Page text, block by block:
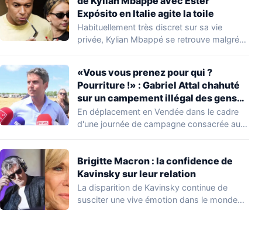
Expósito en Italie agite la toile
Habituellement très discret sur sa vie
privée, Kylian Mbappé se retrouve malgré
«Vous vous prenez pour qui ?
Pourriture !» : Gabriel Attal chahuté
sur un campement illégal des gens
du voyage
En déplacement en Vendée dans le cadre
d'une journée de campagne consacrée aux
Brigitte Macron : la confidence de
Kavinsky sur leur relation
La disparition de Kavinsky continue de
susciter une vive émotion dans le monde